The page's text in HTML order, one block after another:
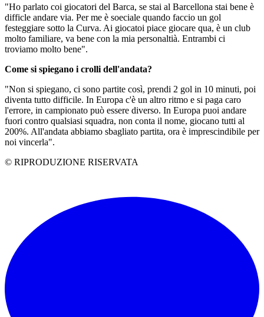
"Ho parlato coi giocatori del Barca, se stai al Barcellona stai bene è
difficle andare via. Per me è soeciale quando faccio un gol
festeggiare sotto la Curva. Ai giocatoi piace giocare qua, è un club
molto familiare, va bene con la mia personaltià. Entrambi ci
troviamo molto bene".
Come si spiegano i crolli dell'andata?
"Non si spiegano, ci sono partite così, prendi 2 gol in 10 minuti, poi
diventa tutto difficile. In Europa c'è un altro ritmo e si paga caro
l'errore, in campionato può essere diverso. In Europa puoi andare
fuori contro qualsiasi squadra, non conta il nome, giocano tutti al
200%. All'andata abbiamo sbagliato partita, ora è imprescindibile per
noi vincerla".
© RIPRODUZIONE RISERVATA